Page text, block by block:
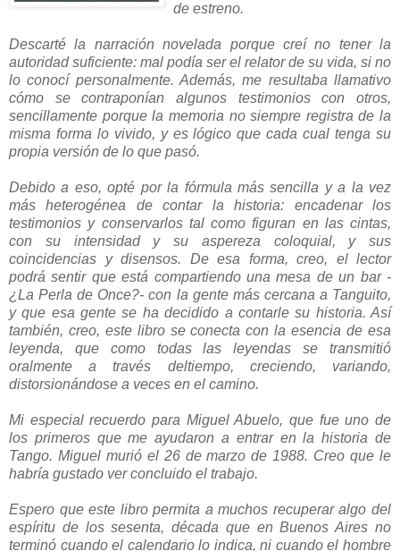
de estreno.
Descarté la narración novelada porque creí no tener la
autoridad suficiente: mal podía ser el relator de su vida, si no
lo conocí personalmente. Además, me resultaba llamativo
cómo se contraponían algunos testimonios con otros,
sencillamente porque la memoria no siempre registra de la
misma forma lo vivido, y es lógico que cada cual tenga su
propia versión de lo que pasó.
Debido a eso, opté por la fórmula más sencilla y a la vez
más heterogénea de contar la historia: encadenar los
testimonios y conservarlos tal como figuran en las cintas,
con su intensidad y su aspereza coloquial, y sus
coincidencias y disensos. De esa forma, creo, el lector
podrá sentir que está compartiendo una mesa de un bar -
¿La Perla de Once?- con la gente más cercana a Tanguito,
y que esa gente se ha decidido a contarle su historia. Así
también, creo, este libro se conecta con la esencia de esa
leyenda, que como todas las leyendas se transmitió
oralmente a través deltiempo, creciendo, variando,
distorsionándose a veces en el camino.
Mi especial recuerdo para Miguel Abuelo, que fue uno de
los primeros que me ayudaron a entrar en la historia de
Tango. Miguel murió el 26 de marzo de 1988. Creo que le
habría gustado ver concluido el trabajo.
Espero que este libro permita a muchos recuperar algo del
espíritu de los sesenta, década que en Buenos Aires no
terminó cuando el calendario lo indica, ni cuando el hombre